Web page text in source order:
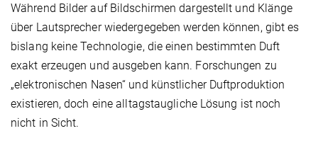
Während Bilder auf Bildschirmen dargestellt und Klänge
über Lautsprecher wiedergegeben werden können, gibt es
bislang keine Technologie, die einen bestimmten Duft
exakt erzeugen und ausgeben kann. Forschungen zu
„elektronischen Nasen“ und künstlicher Duftproduktion
existieren, doch eine alltagstaugliche Lösung ist noch
nicht in Sicht.